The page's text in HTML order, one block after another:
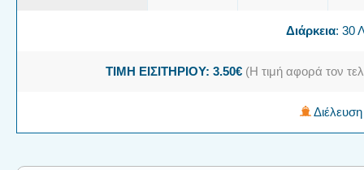
Διάρκεια: 30
ΤΙΜΗ ΕΙΣΙΤΗΡΙΟΥ: 3.50€ (Η τιμή αφορά τον
Διέλευση